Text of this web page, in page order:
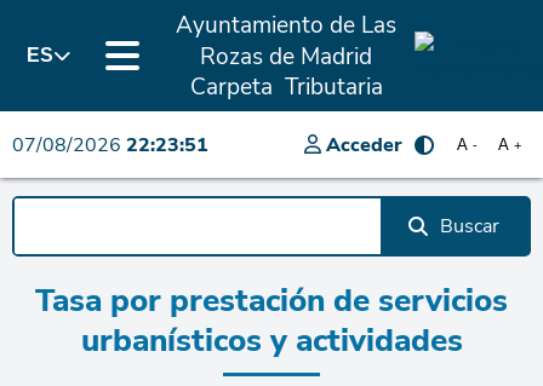
ES
Ayuntamiento de Las
Rozas de Madrid
Carpeta Tributaria
07/08/2026 22:23:51 Acceder A +
A -
Buscar
Tasa por prestación de servicios
urbanísticos y actividades